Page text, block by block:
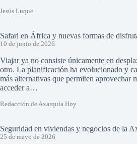
Jesús Luque
Safari en África y nuevas formas de
10 de junio de 2026
Viajar ya no consiste únicamente en
otro. La planificación ha evolucionado y
más alternativas que permiten aprovechar
acceder a…
Redacción de Axarquía Hoy
Seguridad en viviendas y negocios de la
25 de mayo de 2026